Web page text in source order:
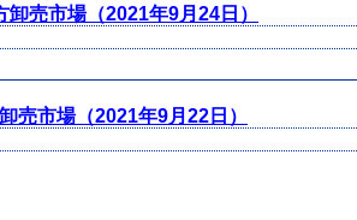
売市場（2021年9月24日）
売市場（2021年9月22日）